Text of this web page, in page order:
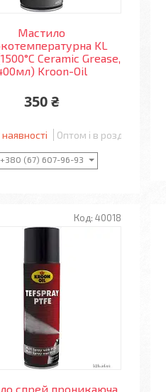
Мастило
KL
Ceramic Grease,
Kroon-Oil
350 ₴
Оптом і в роздріб
+380 (67) 607-96-93
40018
спрей проникаюча